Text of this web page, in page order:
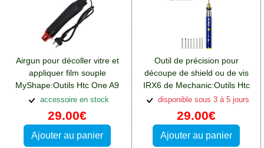
Airgun pour décoller vitre et
appliquer film souple
MyShape:Outils Htc One A9
accessoire en stock
29.00€
Ajouter au panier
Outil de précision pour
découpe de shield ou de vis
IRX6 de Mechanic:Outils Htc
One A9
disponible sous 3 à 5 jours
29.00€
Ajouter au panier